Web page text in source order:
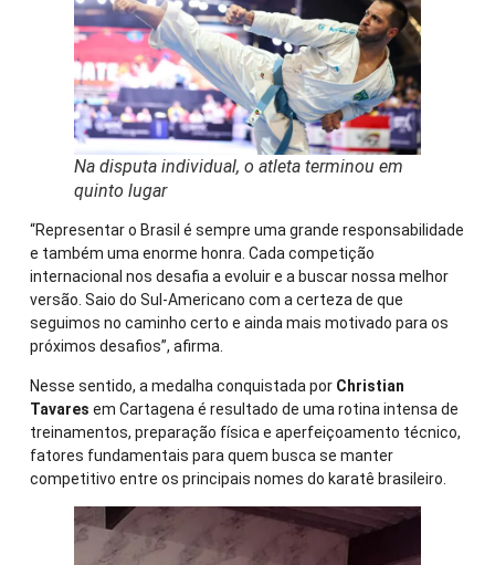
Na disputa individual, o atleta terminou em
quinto lugar
“Representar o Brasil é sempre uma grande responsabilidade
e também uma enorme honra. Cada competição
internacional nos desafia a evoluir e a buscar nossa melhor
versão. Saio do Sul-Americano com a certeza de que
seguimos no caminho certo e ainda mais motivado para os
próximos desafios”, afirma.
Nesse sentido, a medalha conquistada por Christian
Tavares em Cartagena é resultado de uma rotina intensa de
treinamentos, preparação física e aperfeiçoamento técnico,
fatores fundamentais para quem busca se manter
competitivo entre os principais nomes do karatê brasileiro.